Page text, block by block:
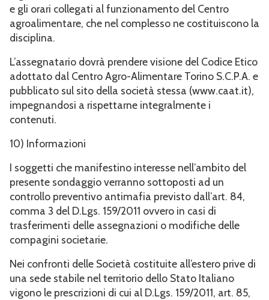
e gli orari collegati al funzionamento del Centro
agroalimentare, che nel complesso ne costituiscono la
disciplina.
L’assegnatario dovrà prendere visione del Codice Etico
adottato dal Centro Agro-Alimentare Torino S.C.P.A. e
pubblicato sul sito della società stessa (www.caat.it),
impegnandosi a rispettarne integralmente i
contenuti.
10) Informazioni
I soggetti che manifestino interesse nell’ambito del
presente sondaggio verranno sottoposti ad un
controllo preventivo antimafia previsto dall’art. 84,
comma 3 del D.Lgs. 159/2011 ovvero in casi di
trasferimenti delle assegnazioni o modifiche delle
compagini societarie.
Nei confronti delle Società costituite all’estero prive di
una sede stabile nel territorio dello Stato Italiano
vigono le prescrizioni di cui al D.Lgs. 159/2011, art. 85,